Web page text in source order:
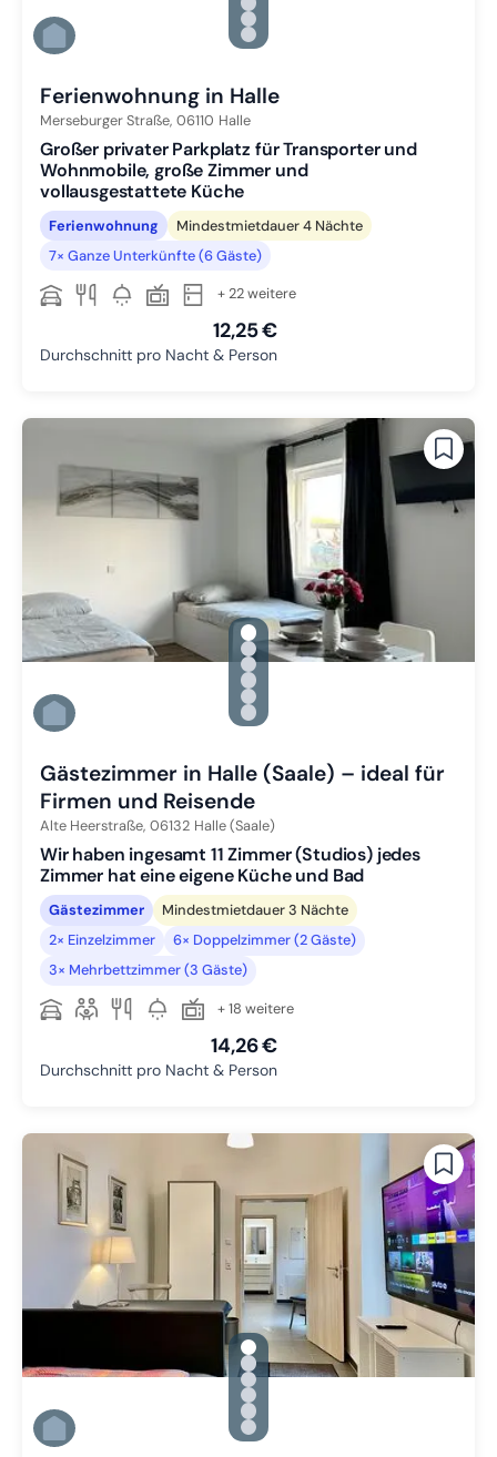
Zu Slide 3 wechseln
Zu Slide 4 wechseln
Zu Slide 5 wechseln
Zu Slide 6 wechseln
Ferienwohnung in Halle
Merseburger Straße, 06110 Halle
Großer privater Parkplatz für Transporter und
Wohnmobile, große Zimmer und
vollausgestattete Küche
Ferienwohnung
Mindestmietdauer 4 Nächte
7× Ganze Unterkünfte (6 Gäste)
+ 22 weitere
12,25 €
Durchschnitt pro Nacht & Person
gallery.slide_selector
Zu Slide 1 wechseln
Zu Slide 2 wechseln
Zu Slide 3 wechseln
Zu Slide 4 wechseln
Zu Slide 5 wechseln
Zu Slide 6 wechseln
Gästezimmer in Halle (Saale) – ideal für
Firmen und Reisende
Alte Heerstraße, 06132 Halle (Saale)
Wir haben ingesamt 11 Zimmer (Studios) jedes
Zimmer hat eine eigene Küche und Bad
Gästezimmer
Mindestmietdauer 3 Nächte
2× Einzelzimmer
6× Doppelzimmer (2 Gäste)
3× Mehrbettzimmer (3 Gäste)
+ 18 weitere
14,26 €
Durchschnitt pro Nacht & Person
gallery.slide_selector
Zu Slide 1 wechseln
Zu Slide 2 wechseln
Zu Slide 3 wechseln
Zu Slide 4 wechseln
Zu Slide 5 wechseln
Zu Slide 6 wechseln